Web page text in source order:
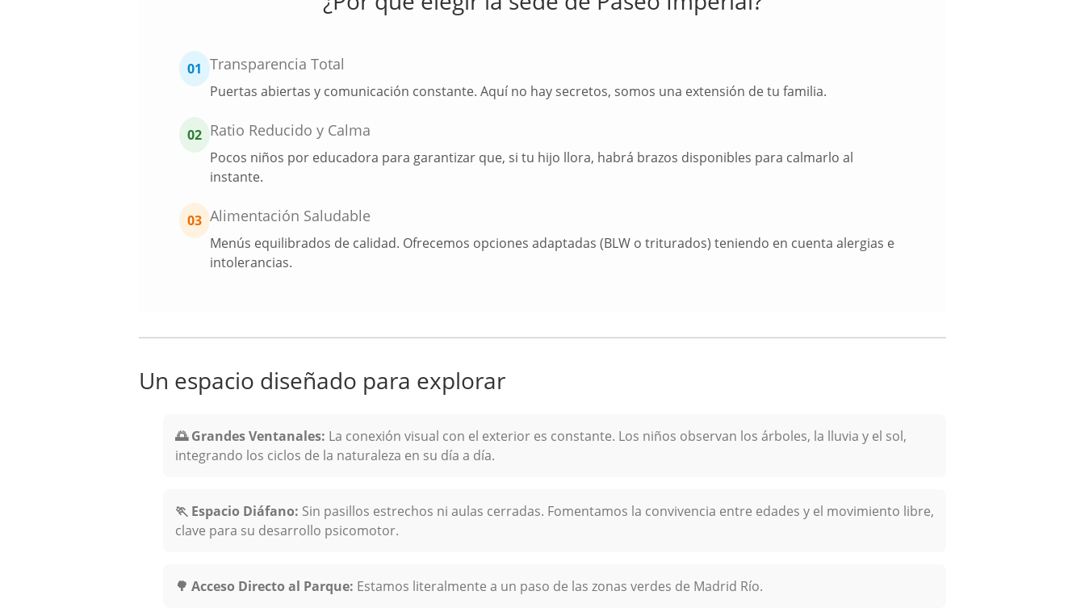
01 Transparencia Total
Puertas abiertas y comunicación constante. Aquí no hay secretos, somos una extensión de tu familia.
02 Ratio Reducido y Calma
Pocos niños por educadora para garantizar que, si tu hijo llora, habrá brazos disponibles para calmarlo al
instante.
03 Alimentación Saludable
Menús equilibrados de calidad. Ofrecemos opciones adaptadas (BLW o triturados) teniendo en cuenta alergias e
intolerancias.
Un espacio diseñado para explorar
🌅 Grandes Ventanales: La conexión visual con el exterior es constante. Los niños observan los árboles, la lluvia y el sol,
integrando los ciclos de la naturaleza en su día a día.
🏃 Espacio Diáfano: Sin pasillos estrechos ni aulas cerradas. Fomentamos la convivencia entre edades y el movimiento libre,
clave para su desarrollo psicomotor.
🌳 Acceso Directo al Parque: Estamos literalmente a un paso de las zonas verdes de Madrid Río.